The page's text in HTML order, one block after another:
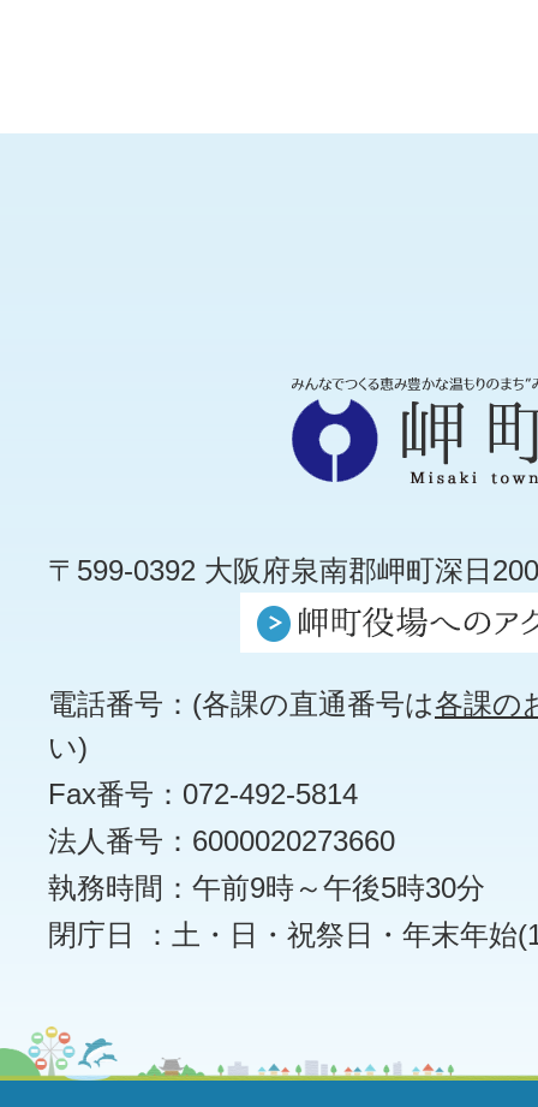
〒599-0392 大阪府泉南郡岬町深日
電話番号：(各課の直通番号は各課の
い)
Fax番号：072-492-5814
法人番号：6000020273660
執務時間：午前9時～午後5時30分
閉庁日 ：土・日・祝祭日・年末年始